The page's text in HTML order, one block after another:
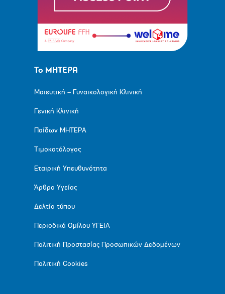
Το ΜΗΤΕΡΑ
Μαιευτική – Γυναικολογική Κλινική
Γενική Κλινική
Παίδων ΜΗΤΕΡΑ
Τιμοκατάλογος
Εταιρική Υπευθυνότητα
Άρθρα Υγείας
Δελτία τύπου
Περιοδικά Ομίλου ΥΓΕΙΑ
Πολιτική Προστασίας Προσωπικών Δεδομένων
Πολιτική Cookies